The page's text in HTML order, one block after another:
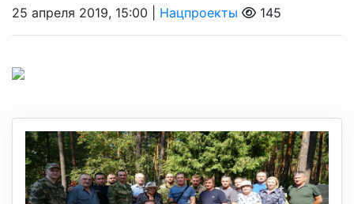
25 апреля 2019, 15:00 | Нацпроекты 145